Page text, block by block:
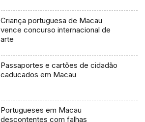
Criança portuguesa de Macau
vence concurso internacional de
arte
Passaportes e cartões de cidadão
caducados em Macau
Portugueses em Macau
descontentes com falhas